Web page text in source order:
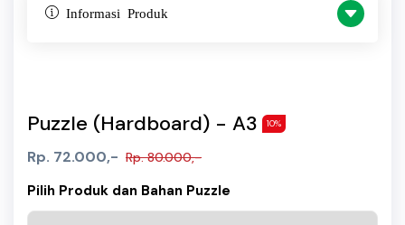
Informasi Produk
Puzzle (Hardboard) - A3 10%
Rp. 72.000,- Rp. 80.000,-
Pilih Produk dan Bahan Puzzle